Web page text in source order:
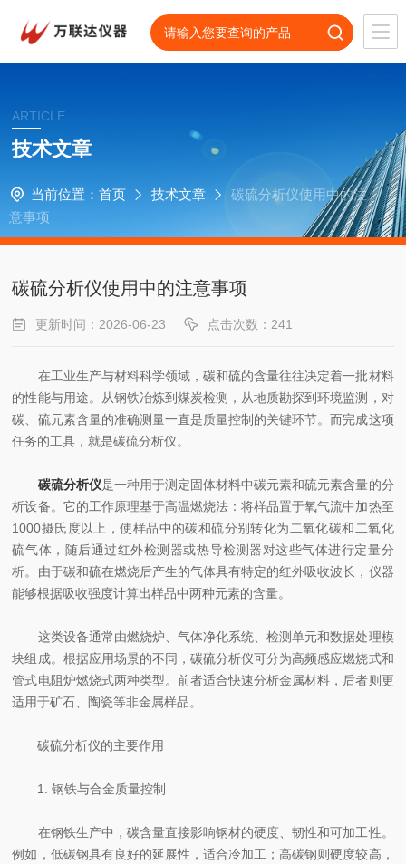
ARTICLE
技术文章
当前位置： 首页 技术文章
碳硫分析仪使用中的注
意事项
碳硫分析仪使用中的注意事项
更新时间：2026-06-23 点击次数：241
在工业生产与材料科学领域，碳和硫的含量往往决定着一批材料
的性能与用途。从钢铁冶炼到煤炭检测，从地质勘探到环境监测，对
碳、硫元素含量的准确测量一直是质量控制的关键环节。而完成这项
任务的工具，就是碳硫分析仪。
碳硫分析仪是一种用于测定固体材料中碳元素和硫元素含量的分
析设备。它的工作原理基于高温燃烧法：将样品置于氧气流中加热至
1000摄氏度以上，使样品中的碳和硫分别转化为二氧化碳和二氧化
硫气体，随后通过红外检测器或热导检测器对这些气体进行定量分
析。由于碳和硫在燃烧后产生的气体具有特定的红外吸收波长，仪器
能够根据吸收强度计算出样品中两种元素的含量。
这类设备通常由燃烧炉、气体净化系统、检测单元和数据处理模
块组成。根据应用场景的不同，碳硫分析仪可分为高频感应燃烧式和
管式电阻炉燃烧式两种类型。前者适合快速分析金属材料，后者则更
适用于矿石、陶瓷等非金属样品。
碳硫分析仪的主要作用
1. 钢铁与合金质量控制
在钢铁生产中，碳含量直接影响钢材的硬度、韧性和可加工性。
例如，低碳钢具有良好的延展性，适合冷加工；高碳钢则硬度较高，